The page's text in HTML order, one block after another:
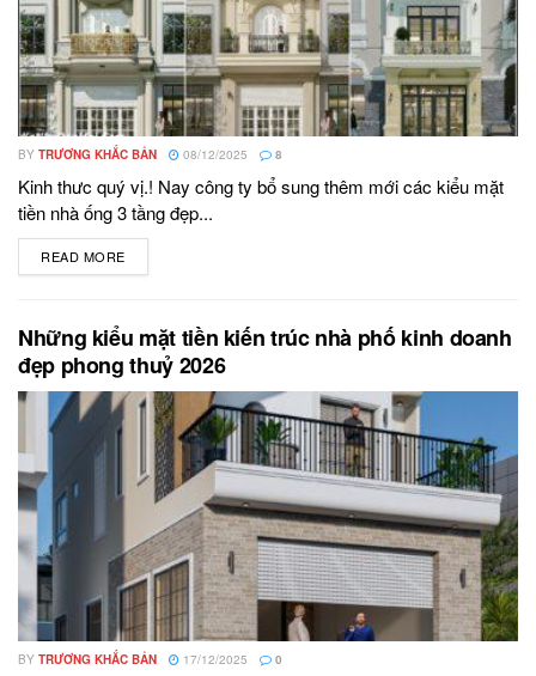
BY TRƯƠNG KHẮC BẢN 08/12/2025 8
Kinh thưc quý vị.! Nay công ty bổ sung thêm mới các kiểu mặt
tiền nhà ống 3 tầng đẹp...
READ MORE
Những kiểu mặt tiền kiến trúc nhà phố kinh doanh
đẹp phong thuỷ 2026
BY TRƯƠNG KHẮC BẢN 17/12/2025 0